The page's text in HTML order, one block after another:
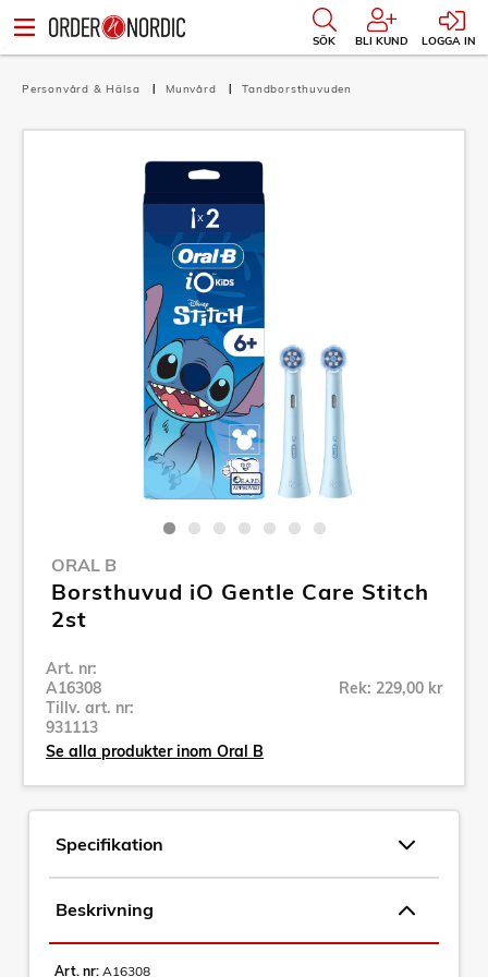
SÖK BLI KUND LOGGA IN
Personvård & Hälsa Munvård Tandborsthuvuden
ORAL B
Borsthuvud iO Gentle Care Stitch
2st
Art. nr:
A16308
Tillv. art. nr:
931113
Rek: 229,00 kr
Se alla produkter inom Oral B
Specifikation
Beskrivning
Art. nr: A16308